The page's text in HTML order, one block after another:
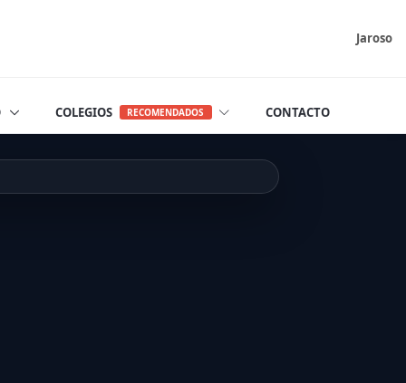
Jaroso
COLEGIOS RECOMENDADOS CONTACTO